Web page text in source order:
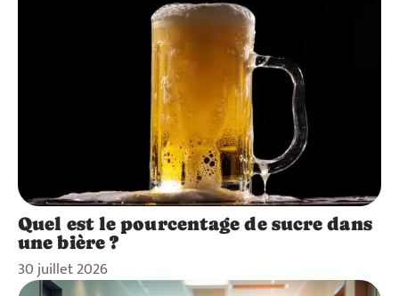
Quel est le pourcentage de sucre dans
une bière ?
30 juillet 2026